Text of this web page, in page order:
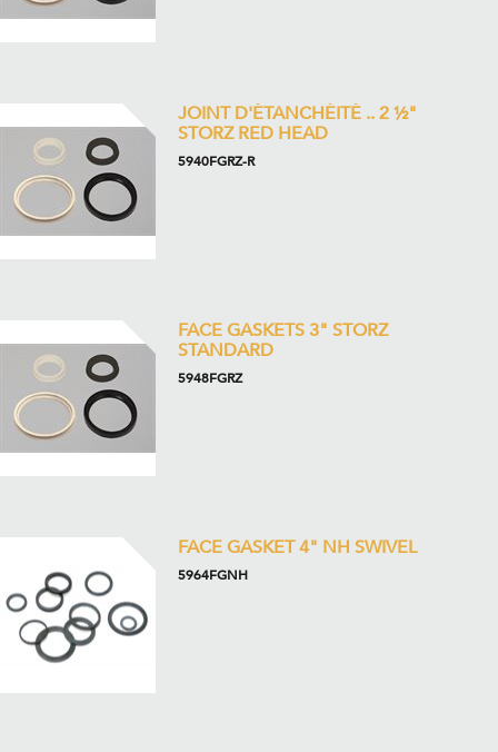
JOINT D'ÉTANCHÉITÉ .. 2 ½"
STORZ RED HEAD
5940FGRZ-R
FACE GASKETS 3" STORZ
STANDARD
5948FGRZ
FACE GASKET 4" NH SWIVEL
5964FGNH